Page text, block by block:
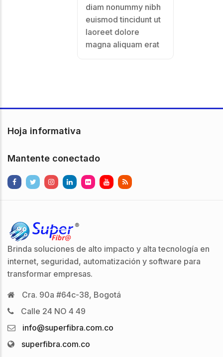
diam nonummy nibh
euismod tincidunt ut
laoreet dolore
magna aliquam erat
Hoja informativa
Mantente conectado
Brinda soluciones de alto impacto y alta tecnología en
internet, seguridad, automatización y software para
transformar empresas.
Cra. 90a #64c-38, Bogotá
Calle 24 NO 4 49
info@superfibra.com.co
superfibra.com.co